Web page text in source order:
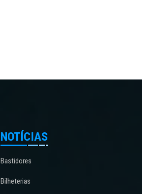
NOTÍCIAS
Bastidores
Bilheterias